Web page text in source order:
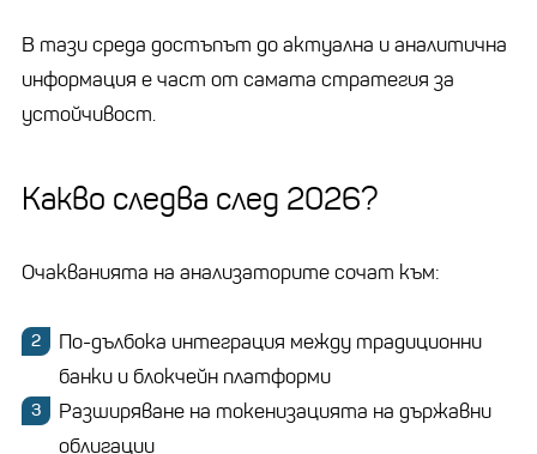
В тази среда достъпът до актуална и аналитична
информация е част от самата стратегия за
устойчивост.
Какво следва след 2026?
Очакванията на анализаторите сочат към:
По-дълбока интеграция между традиционни
банки и блокчейн платформи
Разширяване на токенизацията на държавни
облигации